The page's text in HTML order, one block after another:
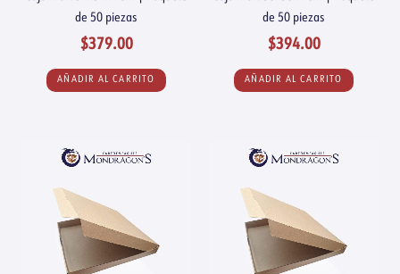
de 50 piezas
$379.00
AÑADIR AL CARRITO
de 50 piezas
$394.00
AÑADIR AL CARRITO